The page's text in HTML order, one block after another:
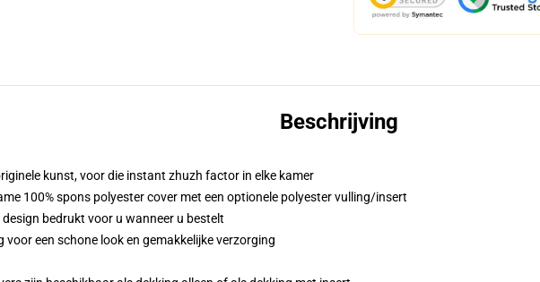
Beschrijving
kunst, voor die instant zhuzh factor in elke kamer
100% spons polyester cover met een optionele polyester vulling/insert
bedrukt voor u wanneer u bestelt
voor een schone look en gemakkelijke verzorging